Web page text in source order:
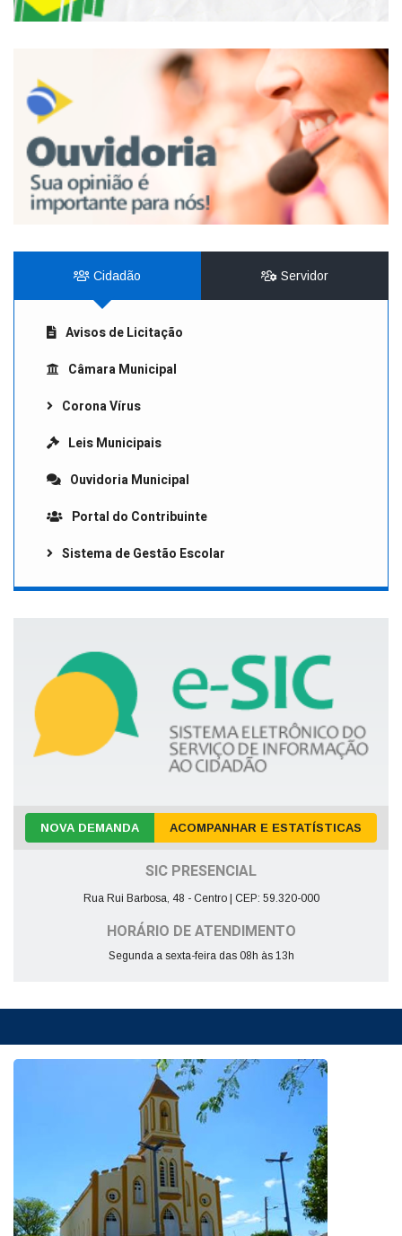
Cidadão Servidor
Avisos de Licitação
Câmara Municipal
Corona Vírus
Leis Municipais
Ouvidoria Municipal
Portal do Contribuinte
Sistema de Gestão Escolar
NOVA DEMANDA ACOMPANHAR E ESTATÍSTICAS
SIC PRESENCIAL
Rua Rui Barbosa, 48 - Centro | CEP: 59.320-000
HORÁRIO DE ATENDIMENTO
Segunda a sexta-feira das 08h às 13h